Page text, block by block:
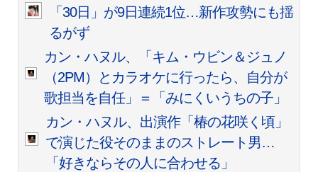
「30日」が9日連続1位…新作攻勢にも揺
るがず
カン・ハヌル、「キム・ウビン＆ジュノ
（2PM）とカラオケに行ったら、自分が
歌担当を自任」＝「みにくいうちの子」
カン・ハヌル、出演作「椿の花咲く頃」
で演じた役そのままのストレート男…
「好きならその人に合わせる」